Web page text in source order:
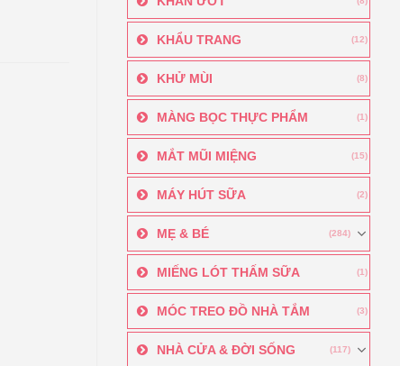
KHẨU TRANG (12)
KHỬ MÙI (8)
MÀNG BỌC THỰC PHẨM (1)
MẮT MŨI MIỆNG (15)
MÁY HÚT SỮA (2)
MẸ & BÉ (284)
MIẾNG LÓT THẤM SỮA (1)
MÓC TREO ĐỒ NHÀ TẮM (3)
NHÀ CỬA & ĐỜI SỐNG (117)